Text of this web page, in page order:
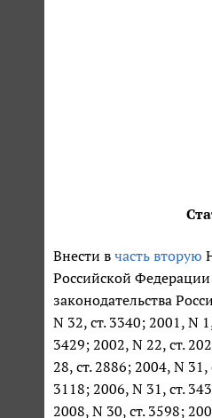
Внести в часть вторую
Российской
законодательства
N 32, ст. 3340; 2001, N
3429; 2002, N 22, ст.
28, ст. 2886; 2004, N 31,
3118; 2006, N 31, ст.
2008, N 30, ст. 3598;